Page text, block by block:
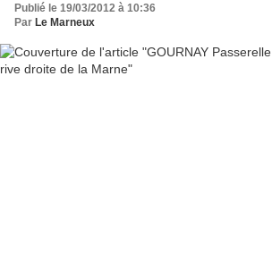
Publié le 19/03/2012 à 10:36
Par Le Marneux